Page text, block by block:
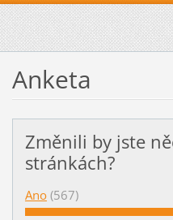
Anketa
Změnili by jste
stránkách?
Ano (567)